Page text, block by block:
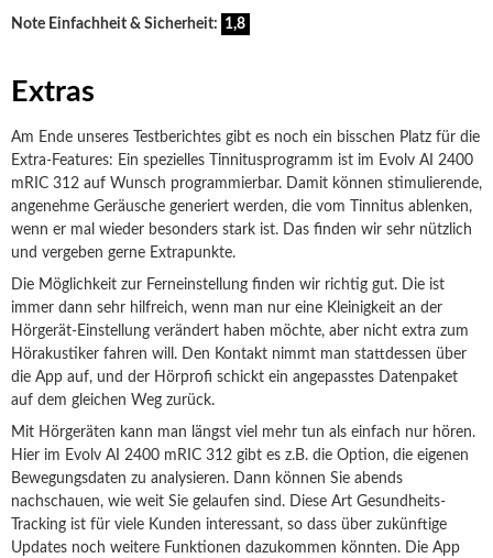
Note Einfachheit & Sicherheit: 1,8
Extras
Am Ende unseres Testberichtes gibt es noch ein bisschen Platz für die
Extra-Features: Ein spezielles Tinnitusprogramm ist im Evolv AI 2400
mRIC 312 auf Wunsch programmierbar. Damit können stimulierende,
angenehme Geräusche generiert werden, die vom Tinnitus ablenken,
wenn er mal wieder besonders stark ist. Das finden wir sehr nützlich
und vergeben gerne Extrapunkte.
Die Möglichkeit zur Ferneinstellung finden wir richtig gut. Die ist
immer dann sehr hilfreich, wenn man nur eine Kleinigkeit an der
Hörgerät-Einstellung verändert haben möchte, aber nicht extra zum
Hörakustiker fahren will. Den Kontakt nimmt man stattdessen über
die App auf, und der Hörprofi schickt ein angepasstes Datenpaket
auf dem gleichen Weg zurück.
Mit Hörgeräten kann man längst viel mehr tun als einfach nur hören.
Hier im Evolv AI 2400 mRIC 312 gibt es z.B. die Option, die eigenen
Bewegungsdaten zu analysieren. Dann können Sie abends
nachschauen, wie weit Sie gelaufen sind. Diese Art Gesundheits-
Tracking ist für viele Kunden interessant, so dass über zukünftige
Updates noch weitere Funktionen dazukommen könnten. Die App